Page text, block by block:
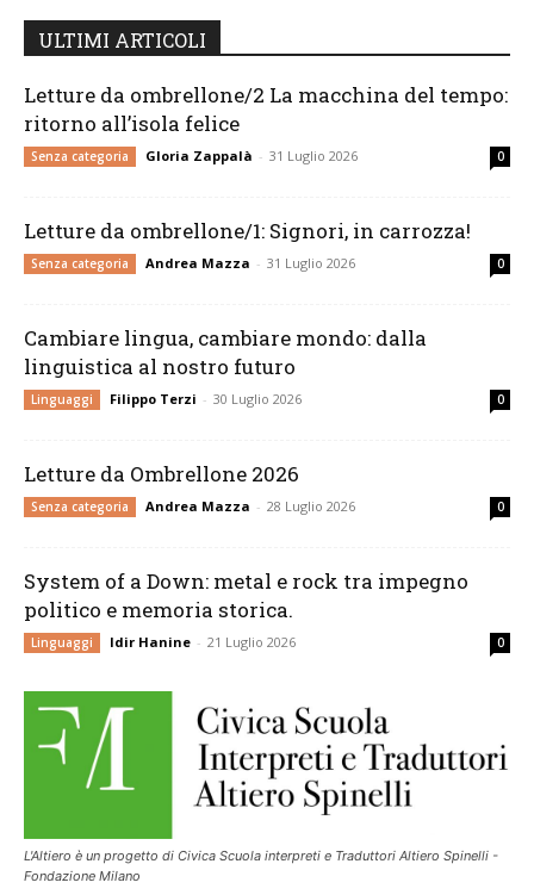
ULTIMI ARTICOLI
Letture da ombrellone/2 La macchina del tempo:
ritorno all’isola felice
Senza categoria Gloria Zappalà - 31 Luglio 2026 0
Letture da ombrellone/1: Signori, in carrozza!
Senza categoria Andrea Mazza - 31 Luglio 2026 0
Cambiare lingua, cambiare mondo: dalla
linguistica al nostro futuro
Linguaggi Filippo Terzi - 30 Luglio 2026 0
Letture da Ombrellone 2026
Senza categoria Andrea Mazza - 28 Luglio 2026 0
System of a Down: metal e rock tra impegno
politico e memoria storica.
Linguaggi Idir Hanine - 21 Luglio 2026 0
L'Altiero è un progetto di Civica Scuola interpreti e Traduttori Altiero Spinelli -
Fondazione Milano